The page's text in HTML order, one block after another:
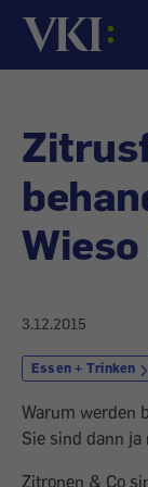
Startseite
3.12.2015
Essen + Trinken
Warum werden
Sie sind dann ja
Zitronen & Co